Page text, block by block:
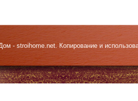
- stroihome.net. Копирование и